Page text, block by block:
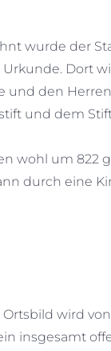
wurde der
Dort
und den
und dem
wohl um 822
durch eine
wird
insgesamt